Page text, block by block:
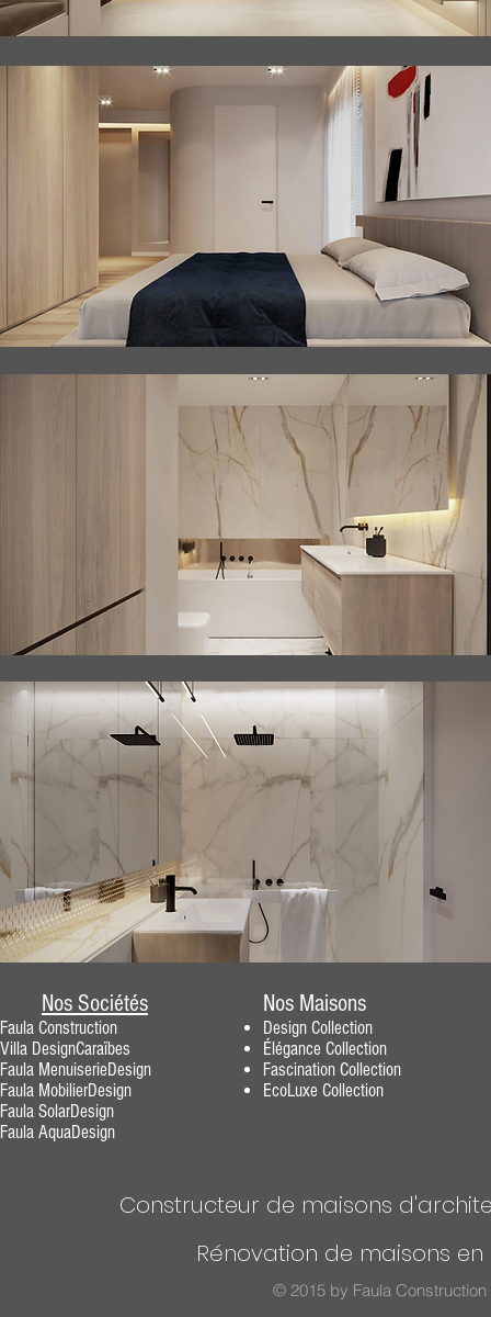
Nos Sociétés
Faula Construction
Villa DesignCaraïbes
Faula MenuiserieDesign
Faula MobilierDesign
Faula SolarDesign
Faula AquaDesign
Nos Maisons
Design Collection
Élégance Collection
Fascination Collection
EcoLuxe Collection
Constructeur de maisons
Rénovation de maisons
© 2015 by Faula